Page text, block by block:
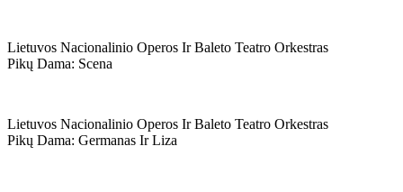
Lietuvos Nacionalinio Operos Ir Baleto Teatro Orkestras
Pikų Dama: Scena
Lietuvos Nacionalinio Operos Ir Baleto Teatro Orkestras
Pikų Dama: Germanas Ir Liza